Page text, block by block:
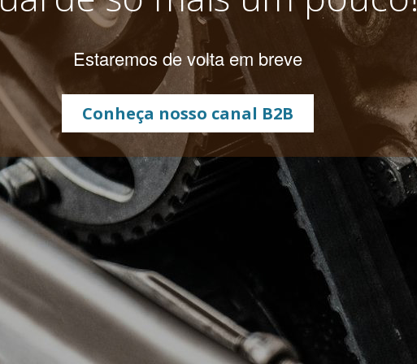
Estaremos de volta em breve
Conheça nosso canal B2B